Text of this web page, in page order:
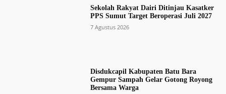
Sekolah Rakyat Dairi Ditinjau Kasatker
PPS Sumut Target Beroperasi Juli 2027
7 Agustus 2026
Disdukcapil Kabupaten Batu Bara
Gempur Sampah Gelar Gotong Royong
Bersama Warga